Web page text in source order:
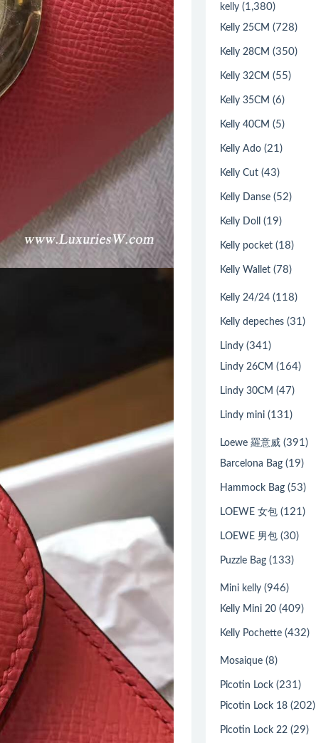
kelly (1,380)
Kelly 25CM (728)
Kelly 28CM (350)
Kelly 32CM (55)
Kelly 35CM (6)
Kelly 40CM (5)
Kelly Ado (21)
Kelly Cut (43)
Kelly Danse (52)
Kelly Doll (19)
Kelly pocket (18)
Kelly Wallet (78)
Kelly 24/24 (118)
Kelly depeches (31)
Lindy (341)
Lindy 26CM (164)
Lindy 30CM (47)
Lindy mini (131)
Loewe 羅意威 (391)
Barcelona Bag (19)
Hammock Bag (53)
LOEWE 女包 (121)
LOEWE 男包 (30)
Puzzle Bag (133)
Mini kelly (946)
Kelly Mini 20 (409)
Kelly Pochette (432)
Mosaique (8)
Picotin Lock (231)
Picotin Lock 18 (202)
Picotin Lock 22 (29)